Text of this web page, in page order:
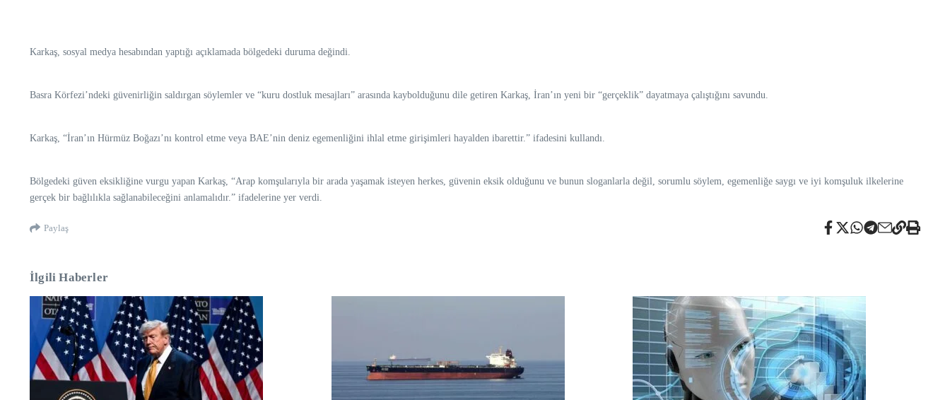
Karkaş, sosyal medya hesabından yaptığı açıklamada bölgedeki duruma değindi.
Basra Körfezi’ndeki güvenirliğin saldırgan söylemler ve “kuru dostluk mesajları” arasında kaybolduğunu dile getiren Karkaş, İran’ın yeni bir “gerçeklik” dayatmaya çalıştığını savundu.
Karkaş, “İran’ın Hürmüz Boğazı’nı kontrol etme veya BAE’nin deniz egemenliğini ihlal etme girişimleri hayalden ibarettir.” ifadesini kullandı.
Bölgedeki güven eksikliğine vurgu yapan Karkaş, “Arap komşularıyla bir arada yaşamak isteyen herkes, güvenin eksik olduğunu ve bunun sloganlarla değil, sorumlu söylem, egemenliğe saygı ve iyi komşuluk ilkelerine
gerçek bir bağlılıkla sağlanabileceğini anlamalıdır.” ifadelerine yer verdi.
Paylaş
İlgili Haberler